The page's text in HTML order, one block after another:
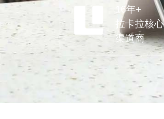
16年+
拉卡拉核心
渠道商